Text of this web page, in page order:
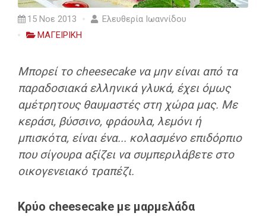
15 Νοε 2013
Ελευθερία Ιωαννίδου
ΜΑΓΕΙΡΙΚΗ
Μπορεί το cheesecake να μην είναι από τα
παραδοσιακά ελληνικά γλυκά, έχει όμως
αμέτρητους θαυμαστές στη χώρα μας. Με
κεράσι, βύσσινο, φράουλα, λεμόνι ή
μπισκότα, είναι ένα... κολασμένο επιδόρπιο
που σίγουρα αξίζει να συμπεριλάβετε στο
οικογενειακό τραπέζι.
Κρύο cheesecake με μαρμελάδα